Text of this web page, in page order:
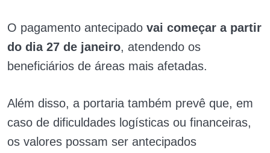
O pagamento antecipado vai começar a partir
do dia 27 de janeiro, atendendo os
beneficiários de áreas mais afetadas.
Além disso, a portaria também prevê que, em
caso de dificuldades logísticas ou financeiras,
os valores possam ser antecipados